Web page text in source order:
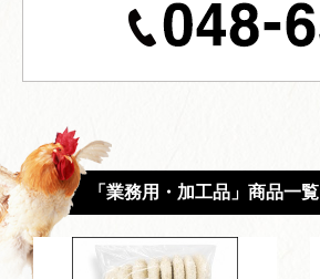
「業務用・加工品」商品一覧